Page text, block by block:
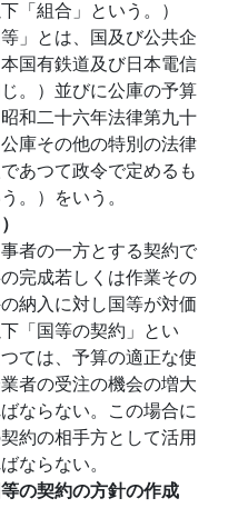
「組合」という。）
」とは、国及び公共企
国有鉄道及び日本電信
。）並びに公庫の予算
和二十六年法律第九十
庫その他の特別の法律
あつて政令で定めるも
。）をいう。
者の一方とする契約で
完成若しくは作業その
納入に対し国等が対価
「国等の契約」とい
ては、予算の適正な使
者の受注の機会の増大
ならない。この場合に
約の相手方として活用
ならない。
の契約の方針の作成